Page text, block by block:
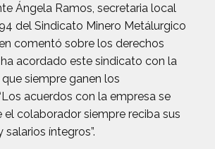
Ángela Ramos, secretaria local
del Sindicato Minero Metálurgico
comentó sobre los derechos
acordado este sindicato con la
siempre ganen los
acuerdos con la empresa se
el colaborador siempre reciba sus
íntegros”.